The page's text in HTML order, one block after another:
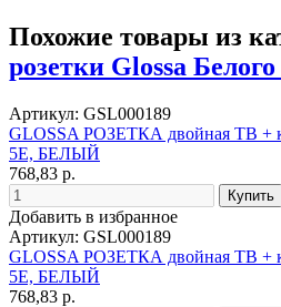
Похожие товары из
розетки Glossa
Артикул: GSL000189
GLOSSA РОЗЕТКА двойная ТВ +
5Е, БЕЛЫЙ
768,83 р.
Добавить в избранное
Артикул: GSL000189
GLOSSA РОЗЕТКА двойная ТВ +
5Е, БЕЛЫЙ
768,83 р.